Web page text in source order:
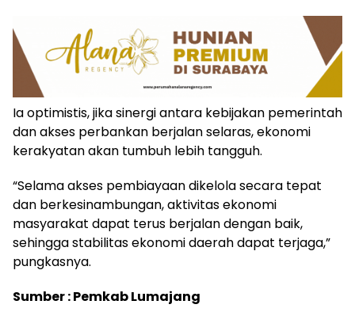
Ia optimistis, jika sinergi antara kebijakan pemerintah
dan akses perbankan berjalan selaras, ekonomi
kerakyatan akan tumbuh lebih tangguh.
“Selama akses pembiayaan dikelola secara tepat
dan berkesinambungan, aktivitas ekonomi
masyarakat dapat terus berjalan dengan baik,
sehingga stabilitas ekonomi daerah dapat terjaga,”
pungkasnya.
Sumber : Pemkab Lumajang